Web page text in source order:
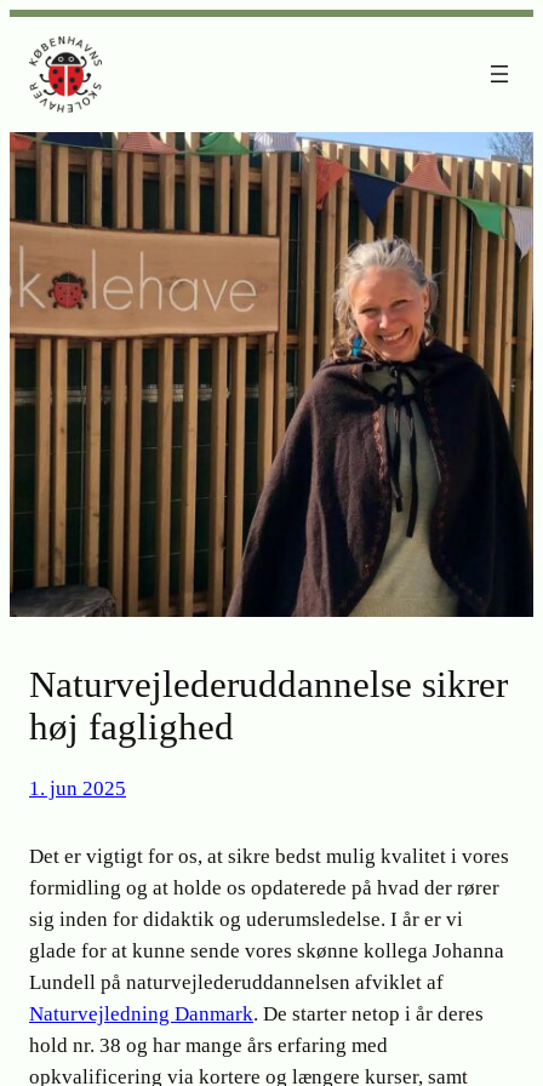
Spring
indhold
Naturvejlederuddannelse sikrer
høj faglighed
1. jun 2025
Det er vigtigt for os, at sikre bedst mulig kvalitet i vores
formidling og at holde os opdaterede på hvad der rører
sig inden for didaktik og uderumsledelse. I år er vi
glade for at kunne sende vores skønne kollega Johanna
Lundell på naturvejlederuddannelsen afviklet af
Naturvejledning Danmark. De starter netop i år deres
hold nr. 38 og har mange års erfaring med
opkvalificering via kortere og længere kurser, samt